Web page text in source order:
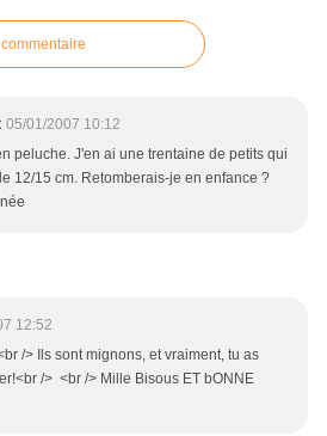
05/01/2007 10:12
peluche. J'en ai une trentaine de petits qui
12/15 cm. Retomberais-je en enfance ?
12:52
/> Ils sont mignons, et vraiment, tu as
/> <br /> Mille Bisous ET bONNE